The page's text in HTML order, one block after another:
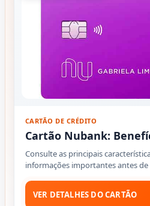
CARTÃO DE CRÉDITO
Cartão Nubank:
Consulte as principais
informações importantes antes
VER DETALHES DO CARTÃO